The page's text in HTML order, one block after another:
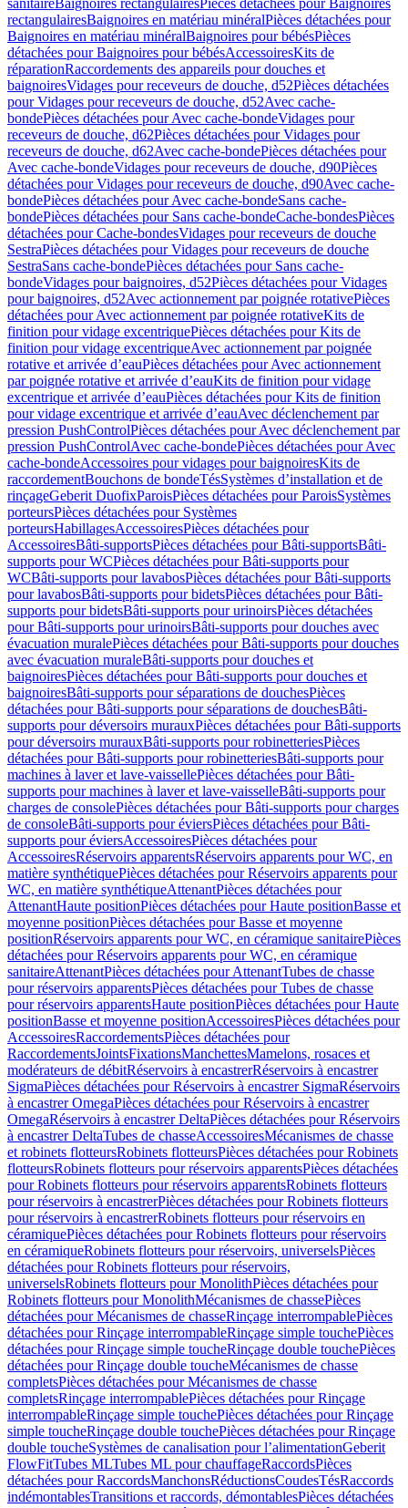
sanitaireBaignoires rectangulairesPièces détachées pour Baignoires
rectangulairesBaignoires en matériau minéralPièces détachées pour
Baignoires en matériau minéralBaignoires pour bébésPièces
détachées pour Baignoires pour bébésAccessoiresKits de
réparationRaccordements des appareils pour douches et
baignoiresVidages pour receveurs de douche, d52Pièces détachées
pour Vidages pour receveurs de douche, d52Avec cache-
bondePièces détachées pour Avec cache-bondeVidages pour
receveurs de douche, d62Pièces détachées pour Vidages pour
receveurs de douche, d62Avec cache-bondePièces détachées pour
Avec cache-bondeVidages pour receveurs de douche, d90Pièces
détachées pour Vidages pour receveurs de douche, d90Avec cache-
bondePièces détachées pour Avec cache-bondeSans cache-
bondePièces détachées pour Sans cache-bondeCache-bondesPièces
détachées pour Cache-bondesVidages pour receveurs de douche
SestraPièces détachées pour Vidages pour receveurs de douche
SestraSans cache-bondePièces détachées pour Sans cache-
bondeVidages pour baignoires, d52Pièces détachées pour Vidages
pour baignoires, d52Avec actionnement par poignée rotativePièces
détachées pour Avec actionnement par poignée rotativeKits de
finition pour vidage excentriquePièces détachées pour Kits de
finition pour vidage excentriqueAvec actionnement par poignée
rotative et arrivée d’eauPièces détachées pour Avec actionnement
par poignée rotative et arrivée d’eauKits de finition pour vidage
excentrique et arrivée d’eauPièces détachées pour Kits de finition
pour vidage excentrique et arrivée d’eauAvec déclenchement par
pression PushControlPièces détachées pour Avec déclenchement par
pression PushControlAvec cache-bondePièces détachées pour Avec
cache-bondeAccessoires pour vidages pour baignoiresKits de
raccordementBouchons de bondeTésSystèmes d’installation et de
rinçageGeberit DuofixParoisPièces détachées pour ParoisSystèmes
porteursPièces détachées pour Systèmes
porteursHabillagesAccessoiresPièces détachées pour
AccessoiresBâti-supportsPièces détachées pour Bâti-supportsBâti-
supports pour WCPièces détachées pour Bâti-supports pour
WCBâti-supports pour lavabosPièces détachées pour Bâti-supports
pour lavabosBâti-supports pour bidetsPièces détachées pour Bâti-
supports pour bidetsBâti-supports pour urinoirsPièces détachées
pour Bâti-supports pour urinoirsBâti-supports pour douches avec
évacuation muralePièces détachées pour Bâti-supports pour douches
avec évacuation muraleBâti-supports pour douches et
baignoiresPièces détachées pour Bâti-supports pour douches et
baignoiresBâti-supports pour séparations de douchesPièces
détachées pour Bâti-supports pour séparations de douchesBâti-
supports pour déversoirs murauxPièces détachées pour Bâti-supports
pour déversoirs murauxBâti-supports pour robinetteriesPièces
détachées pour Bâti-supports pour robinetteriesBâti-supports pour
machines à laver et lave-vaissellePièces détachées pour Bâti-
supports pour machines à laver et lave-vaisselleBâti-supports pour
charges de consolePièces détachées pour Bâti-supports pour charges
de consoleBâti-supports pour éviersPièces détachées pour Bâti-
supports pour éviersAccessoiresPièces détachées pour
AccessoiresRéservoirs apparentsRéservoirs apparents pour WC, en
matière synthétiquePièces détachées pour Réservoirs apparents pour
WC, en matière synthétiqueAttenantPièces détachées pour
AttenantHaute positionPièces détachées pour Haute positionBasse et
moyenne positionPièces détachées pour Basse et moyenne
positionRéservoirs apparents pour WC, en céramique sanitairePièces
détachées pour Réservoirs apparents pour WC, en céramique
sanitaireAttenantPièces détachées pour AttenantTubes de chasse
pour réservoirs apparentsPièces détachées pour Tubes de chasse
pour réservoirs apparentsHaute positionPièces détachées pour Haute
positionBasse et moyenne positionAccessoiresPièces détachées pour
AccessoiresRaccordementsPièces détachées pour
RaccordementsJointsFixationsManchettesMamelons, rosaces et
modérateurs de débitRéservoirs à encastrerRéservoirs à encastrer
SigmaPièces détachées pour Réservoirs à encastrer SigmaRéservoirs
à encastrer OmegaPièces détachées pour Réservoirs à encastrer
OmegaRéservoirs à encastrer DeltaPièces détachées pour Réservoirs
à encastrer DeltaTubes de chasseAccessoiresMécanismes de chasse
et robinets flotteursRobinets flotteursPièces détachées pour Robinets
flotteursRobinets flotteurs pour réservoirs apparentsPièces détachées
pour Robinets flotteurs pour réservoirs apparentsRobinets flotteurs
pour réservoirs à encastrerPièces détachées pour Robinets flotteurs
pour réservoirs à encastrerRobinets flotteurs pour réservoirs en
céramiquePièces détachées pour Robinets flotteurs pour réservoirs
en céramiqueRobinets flotteurs pour réservoirs, universelsPièces
détachées pour Robinets flotteurs pour réservoirs,
universelsRobinets flotteurs pour MonolithPièces détachées pour
Robinets flotteurs pour MonolithMécanismes de chassePièces
détachées pour Mécanismes de chasseRinçage interrompablePièces
détachées pour Rinçage interrompableRinçage simple touchePièces
détachées pour Rinçage simple toucheRinçage double touchePièces
détachées pour Rinçage double toucheMécanismes de chasse
completsPièces détachées pour Mécanismes de chasse
completsRinçage interrompablePièces détachées pour Rinçage
interrompableRinçage simple touchePièces détachées pour Rinçage
simple toucheRinçage double touchePièces détachées pour Rinçage
double toucheSystèmes de canalisation pour l’alimentationGeberit
FlowFitTubes MLTubes ML pour chauffageRaccordsPièces
détachées pour RaccordsManchonsRéductionsCoudesTésRaccords
indémontablesTransitions et raccords, démontablesPièces détachées